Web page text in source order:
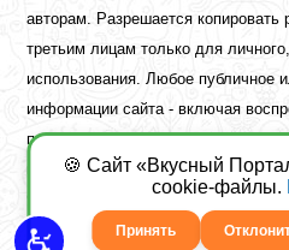
авторам. Разрешается копировать
третьим лицам только для
использования. Любое публичное
информации сайта - включая
публикацию или обработку -
предварительного письменного
Copyright ©2026 Вкусный
Сайт построенfreebrush.net
🍪 Сайт «Вкусный
cookie-файлы.
Принять